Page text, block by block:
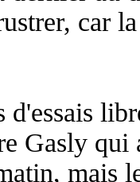
car
d'essais
Gasly
mais